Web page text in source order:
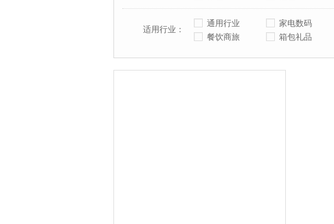
适用行业：
通用行业 家电数码
餐饮商旅
箱包礼品